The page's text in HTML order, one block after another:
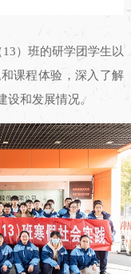
）班的研学团学生以
课程体验，深入了解
和发展情况。